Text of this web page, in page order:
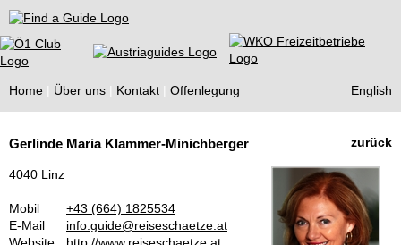
Find a Guide
Home Über uns Kontakt Offenlegung English
Guides
zurück
Gerlinde Maria Klammer-Minichberger
4040 Linz
Mobil
+43 (664) 1825534
E-Mail
info.guide@reiseschaetze.at
Website
http://www.reiseschaetze.at